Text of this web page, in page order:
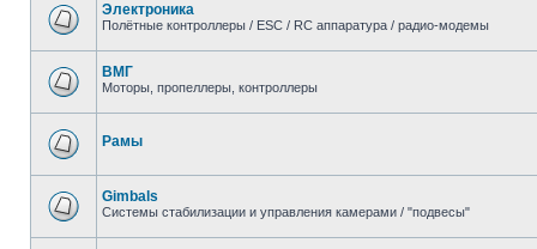
Электроника
Полётные контроллеры / ESC / RC аппаратура / радио-модемы
ВМГ
Моторы, пропеллеры, контроллеры
Рамы
Gimbals
Системы стабилизации и управления камерами / "подвесы"